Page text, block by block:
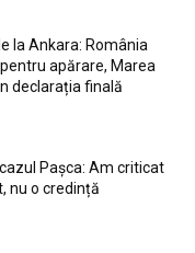
la Ankara: România
apărare, Marea
declarația finală
Pașca: Am criticat
nu o credință